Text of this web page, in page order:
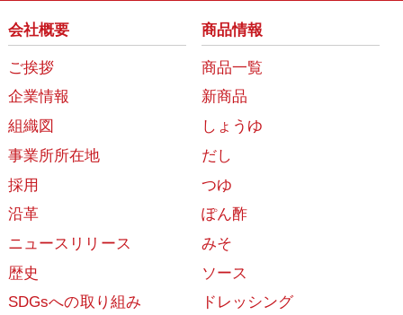
会社概要
ご挨拶
企業情報
組織図
事業所所在地
採用
沿革
ニュースリリース
歴史
SDGsへの取り組み
商品情報
商品一覧
新商品
しょうゆ
だし
つゆ
ぽん酢
みそ
ソース
ドレッシング